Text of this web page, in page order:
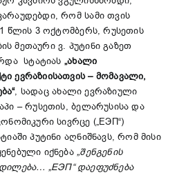
რომ სამი თვის
წლის 3 ოქტომბერს, რუსეთის
მეთაური ვ. პუტინი გაზეთ
სტატიას „ახალი
ევრაზიისათვის–მომავალი,
“, სადაც ახალი ევრაზიული
– რუსეთის, ბელარუსისა და
სივრცე („ЕЭП“)
პუტინი აღნიშნავს, რომ მისი
იქნება„შენგენის
„ЕЭП“დაეფუძნება